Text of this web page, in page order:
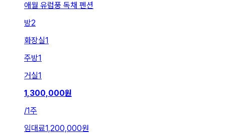
애월 유럽풍 독채 펜션
방2
화장실1
주방1
거실1
1,300,000원
/1주
임대료1,200,000원